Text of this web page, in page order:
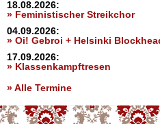
18.08.2026:
» Feministischer Streikchor
04.09.2026:
» Oi! Gebroi + Helsinki
17.09.2026:
» Klassenkampftresen
» Alle Termine